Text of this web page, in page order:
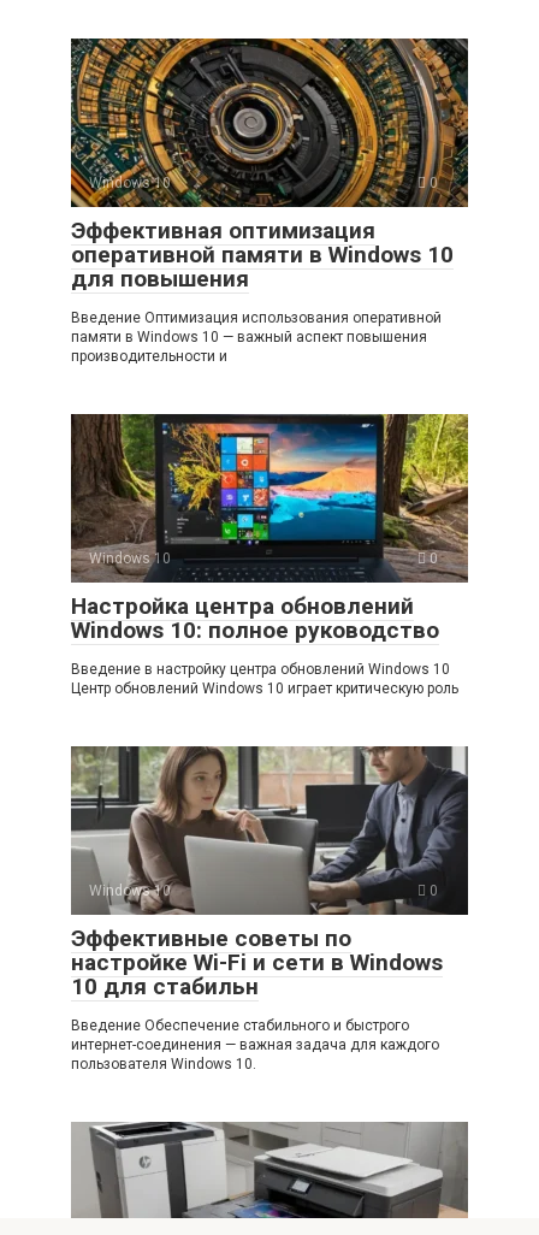
Windows 10 0
Эффективная оптимизация
оперативной памяти в Windows 10
для повышения
Введение Оптимизация использования оперативной
памяти в Windows 10 — важный аспект повышения
производительности и
Windows 10 0
Настройка центра обновлений
Windows 10: полное руководство
Введение в настройку центра обновлений Windows 10
Центр обновлений Windows 10 играет критическую роль
Windows 10 0
Эффективные советы по
настройке Wi-Fi и сети в Windows
10 для стабильн
Введение Обеспечение стабильного и быстрого
интернет-соединения — важная задача для каждого
пользователя Windows 10.